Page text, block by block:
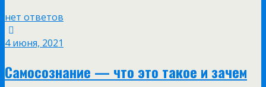
нет ответов
4 июня, 2021
Самосознание — что это такое и зачем